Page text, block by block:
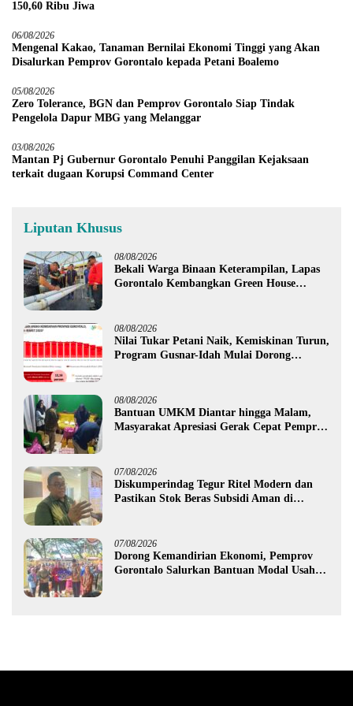
150,60 Ribu Jiwa
06/08/2026
Mengenal Kakao, Tanaman Bernilai Ekonomi Tinggi yang Akan
Disalurkan Pemprov Gorontalo kepada Petani Boalemo
05/08/2026
Zero Tolerance, BGN dan Pemprov Gorontalo Siap Tindak
Pengelola Dapur MBG yang Melanggar
03/08/2026
Mantan Pj Gubernur Gorontalo Penuhi Panggilan Kejaksaan
terkait dugaan Korupsi Command Center
Liputan Khusus
08/08/2026
Bekali Warga Binaan Keterampilan, Lapas
Gorontalo Kembangkan Green House
08/08/2026
Nilai Tukar Petani Naik, Kemiskinan Turun,
Program Gusnar-Idah Mulai Dorong
08/08/2026
Bantuan UMKM Diantar hingga Malam,
Masyarakat Apresiasi Gerak Cepat Pemprov
07/08/2026
Diskumperindag Tegur Ritel Modern dan
Pastikan Stok Beras Subsidi Aman di
07/08/2026
Dorong Kemandirian Ekonomi, Pemprov
Gorontalo Salurkan Bantuan Modal Usaha